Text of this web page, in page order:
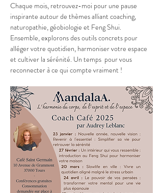
Chaque mois, retrouvez-moi pour une pause
inspirante autour de thèmes alliant coaching,
naturopathie, géobiologie et Feng Shui.
Ensemble, explorons des outils concrets pour
alléger votre quotidien, harmoniser votre espace
et cultiver la sérénité. Un temps  pour vous
reconnecter à ce qui compte vraiment !